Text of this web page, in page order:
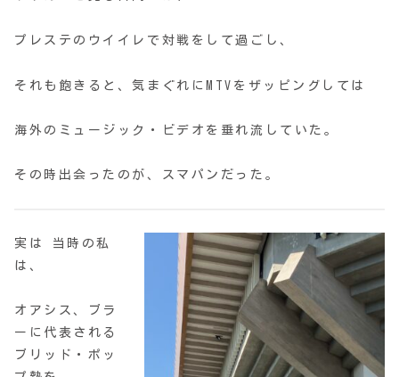
プレステのウイイレで対戦をして過ごし、
それも飽きると、気まぐれにMTVをザッピングしては
海外のミュージック・ビデオを垂れ流していた。
その時出会ったのが、スマパンだった。
実は 当時の私
は、
オアシス、ブラ
ーに代表される
ブリッド・ポッ